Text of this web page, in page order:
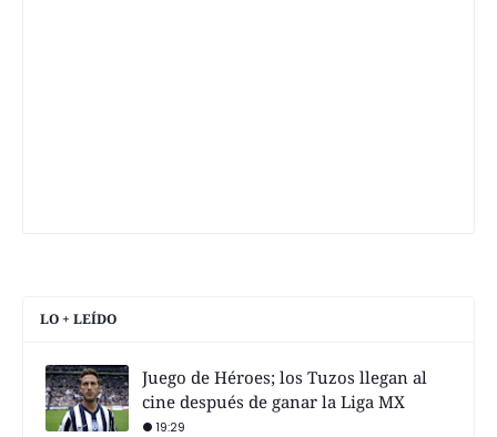
LO + LEÍDO
Juego de Héroes; los Tuzos llegan al
cine después de ganar la Liga MX
19:29